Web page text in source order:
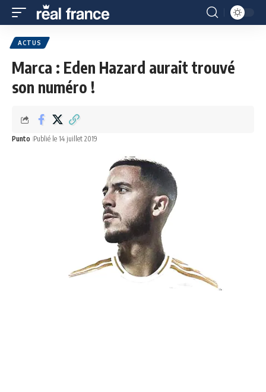
ACTUS
Marca : Eden Hazard aurait trouvé
son numéro !
Punto Publié le 14 juillet 2019